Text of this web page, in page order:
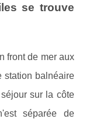
se trouve
front de mer aux
station balnéaire
sur la côte
séparée de